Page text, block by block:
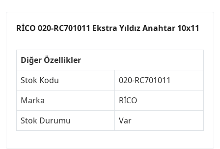
RİCO 020-RC701011 Ekstra Yıldız Anahtar 10x11
Diğer Özellikler
Stok Kodu
020-RC701011
Marka
RİCO
Stok Durumu
Var